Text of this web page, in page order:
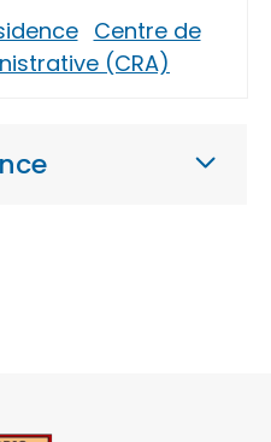
Centre de
(CRA)